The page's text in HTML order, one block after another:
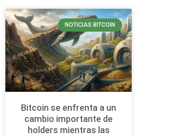
NOTICIAS BITCOIN
Bitcoin se enfrenta a un
cambio importante de
holders mientras las